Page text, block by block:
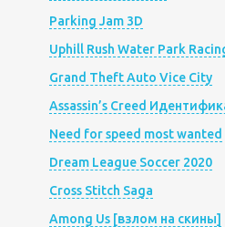
Parking Jam 3D
Uphill Rush Water Park
Grand Theft Auto Vice City
Assassin’s Creed
Need for speed most wanted
Dream League Soccer 2020
Cross Stitch Saga
Among Us [взлом на скины]